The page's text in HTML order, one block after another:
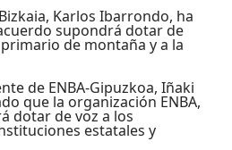
Karlos Ibarrondo, ha
supondrá dotar de
de montaña y a la
de ENBA-Gipuzkoa, Iñaki
que la organización ENBA,
dotar de voz a los
estatales y